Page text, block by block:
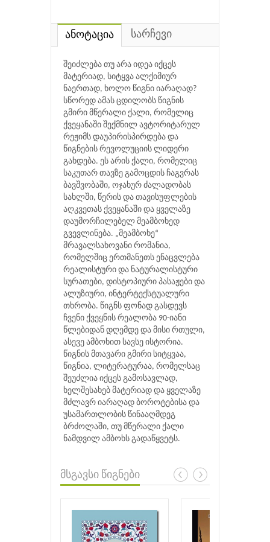
ანოტაცია სარჩევი
შეიძლება თუ არა იდეა იქცეს
მატერიად, სიტყვა ალქიმიურ
ნაერთად, ხოლო წიგნი იარაღად?
სწორედ ამას ცდილობს წიგნის
გმირი მწერალი ქალი, რომელიც
ქვეყანაში შექმნილ ავტორიტარულ
რეჟიმს დაუპირისპირდება და
წიგნების რევოლუციის ლიდერი
გახდება. ეს არის ქალი, რომელიც
საკუთარ თავზე გამოცდის ჩაგვრას
ბავშვობაში, ოჯახურ ძალადობას
სახლში, წერის და თავისუფლების
აღკვეთას ქვეყანაში და ყველაზე
დაუმორჩილებელ მეამბოხედ
გვევლინება. „მეამბოხე“
მრავალსახოვანი რომანია,
რომელშიც ერთმანეთს ენაცვლება
რეალისტური და ნატურალისტური
სურათები, დისტოპიური პასაჟები და
ალუზიური, ინტერტექსტუალური
თხრობა. წიგნს ფონად გასდევს
ჩვენი ქვეყნის რეალობა 90-იანი
წლებიდან დღემდე და მისი რთული,
ასევე ამბოხით სავსე ისტორია.
წიგნის მთავარი გმირი სიტყვაა,
წიგნია, ლიტერატურაა, რომელსაც
შეუძლია იქცეს გამოსავლად,
ხელშესახებ მატერიად და ყველაზე
მძლავრ იარაღად ბოროტებისა და
უსამართლობის წინააღმდეგ
ბრძოლაში, თუ მწერალი ქალი
ნამდვილ ამბოხს გადაწყვეტს.
მსგავსი წიგნები